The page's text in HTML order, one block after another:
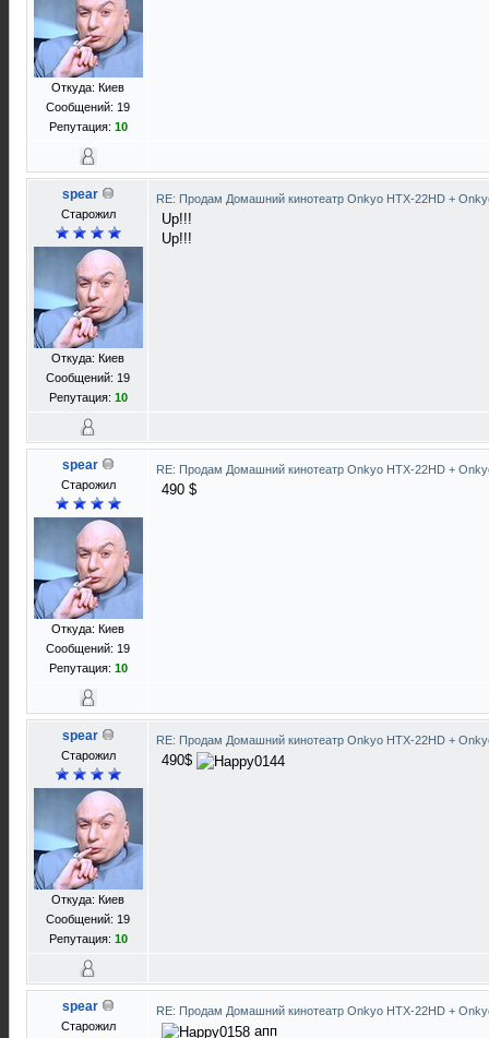
Откуда: Киев
Сообщений: 19
Репутация: 10
spear
Старожил
Откуда: Киев
Сообщений: 19
Репутация: 10
RE: Продам Домашний кинотеатр Onkyo HTX-22HD +
Up!!!
Up!!!
spear
Старожил
Откуда: Киев
Сообщений: 19
Репутация: 10
RE: Продам Домашний кинотеатр Onkyo HTX-22HD +
490 $
spear
Старожил
Откуда: Киев
Сообщений: 19
Репутация: 10
RE: Продам Домашний кинотеатр Onkyo HTX-22HD +
490$
spear
Старожил
RE: Продам Домашний кинотеатр Onkyo HTX-22HD +
апп